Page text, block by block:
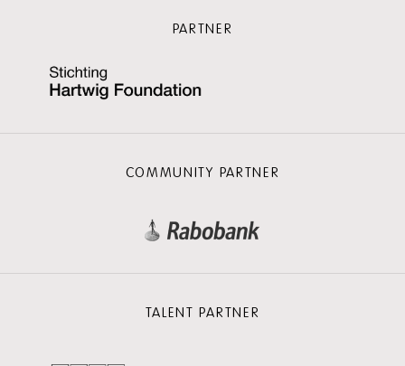
PARTNER
COMMUNITY PARTNER
TALENT PARTNER